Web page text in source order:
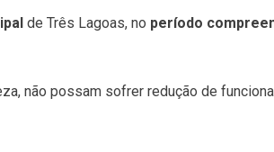
de Três Lagoas, no período
não possam sofrer redução de